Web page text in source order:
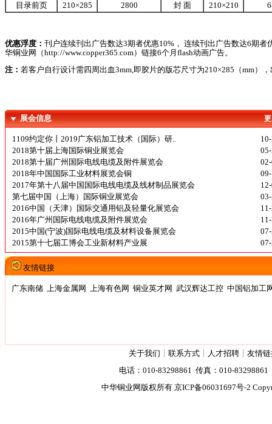
目录前页
210×285 2800 封 面 210×210
优惠浮度： 刊户连续刊出广告数达3期者优惠10%， 连续刊出广告数达6期者
华铜业网（http://www.copper365.com）链接6个月flash动画广告。
注： 若客户自行设计需四周出血3mm,即胶片的版芯尺寸为210×285（mm），
展会信息
1109约定你丨2019广东铝加工技术（国际）研..
2018第十届上海国际铜业展览会
2018第十届广州国际电线电缆及附件展览会
2018年中国国际工业材料展览会铜
2017年第十八届中国国际电线电缆及线材制品展览会
第七届中国（上海）国际铜业展览会
2016中国（天津）国际交通用铝及轻量化展览会
2016年广州国际电线电缆及附件展览会
2015中国(宁波)国际电线电缆及材料设备展览会
2015第十七届工博会工业新材料产业展
友情链接
广东南储 上海金属网 上海有色网 铜业英才网 武汉辉达工控 中国铝加工
关于我们 ┊ 联系方式 ┊ 人才招聘 ┊ 友情
电话：010-83298861 传真：010-
中华铜业网版权所有 京ICP备06031697号-2